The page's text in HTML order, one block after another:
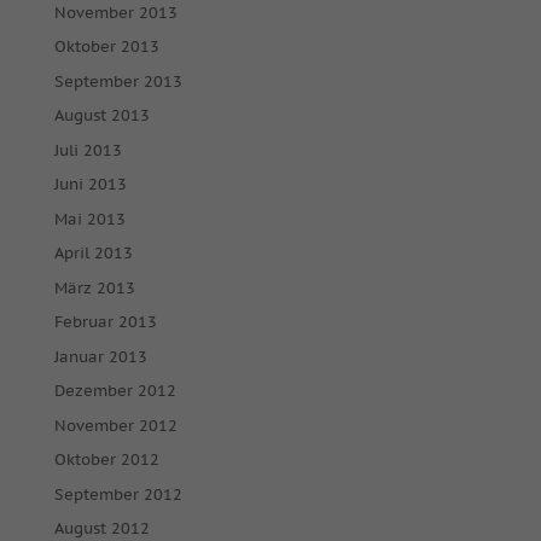
November 2013
Oktober 2013
September 2013
August 2013
Juli 2013
Juni 2013
Mai 2013
April 2013
März 2013
Februar 2013
Januar 2013
Dezember 2012
November 2012
Oktober 2012
September 2012
August 2012
Marketing (2)
Marketing-Cookies werden von Drittanbietern oder Publishern
verwendet, um personalisierte Werbung anzuzeigen. Sie tun dies,
Externe Medien (7)
Inhalte von Videoplattformen und Social-Media-Plattformen
werden standardmäßig blockiert. Wenn Cookies von externen
Medien akzeptiert werden, bedarf der Zugriff auf diese Inhalte
keiner manuellen Einwilligung mehr.
powered by Borlabs Cookie